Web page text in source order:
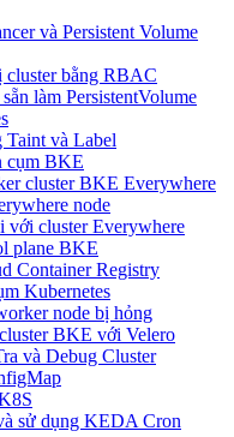
và Persistent Volume
cluster bằng RBAC
làm PersistentVolume
Taint và Label
cụm BKE
cluster BKE Everywhere
node
với cluster Everywhere
plane BKE
Container Registry
Kubernetes
node bị hỏng
BKE với Velero
và Debug Cluster
sử dụng KEDA Cron